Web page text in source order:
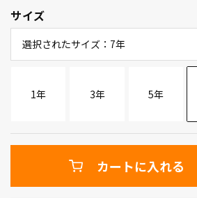
サイズ
選択されたサイズ：7年
1年 3年 5年
カートに入れる